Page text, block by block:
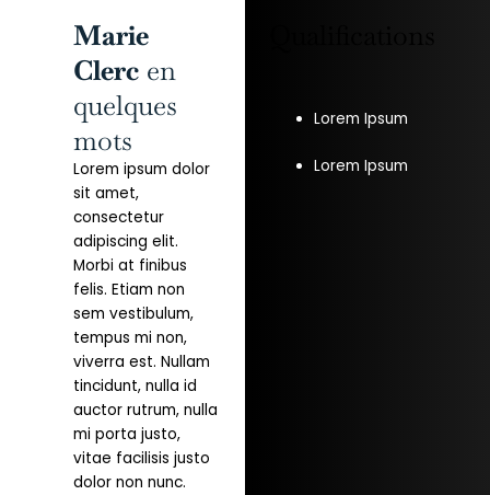
Marie
Clerc en
quelques
mots
Lorem ipsum dolor
sit amet,
consectetur
adipiscing elit.
Morbi at finibus
felis. Etiam non
sem vestibulum,
tempus mi non,
viverra est. Nullam
tincidunt, nulla id
auctor rutrum, nulla
mi porta justo,
vitae facilisis justo
dolor non nunc.
Lorem Ipsum
Lorem Ipsum